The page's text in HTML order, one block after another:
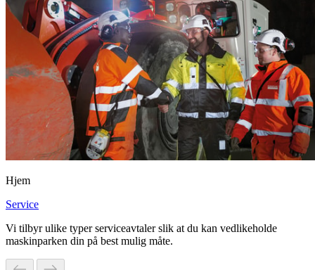
Hjem
Service
Vi tilbyr ulike typer serviceavtaler slik at du kan vedlikeholde
maskinparken din på best mulig måte.